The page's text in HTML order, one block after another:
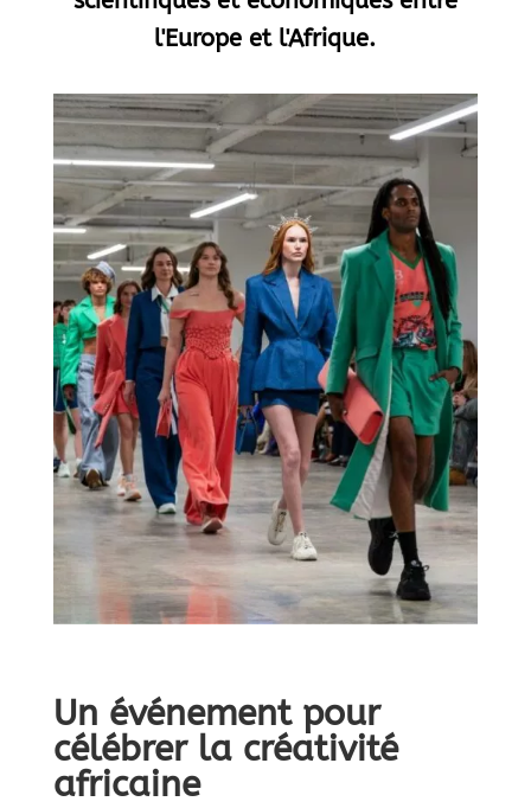
l'Europe et l'Afrique.
Un événement pour
célébrer la créativité
africaine